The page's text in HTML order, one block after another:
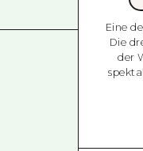
Eine
Die
der